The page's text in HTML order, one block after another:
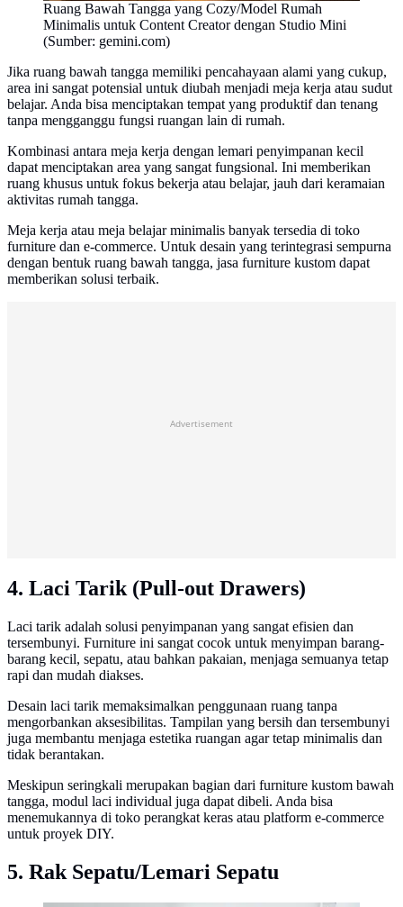
Ruang Bawah Tangga yang Cozy/Model Rumah
Minimalis untuk Content Creator dengan Studio Mini
(Sumber: gemini.com)
Jika ruang bawah tangga memiliki pencahayaan alami yang cukup,
area ini sangat potensial untuk diubah menjadi meja kerja atau sudut
belajar. Anda bisa menciptakan tempat yang produktif dan tenang
tanpa mengganggu fungsi ruangan lain di rumah.
Kombinasi antara meja kerja dengan lemari penyimpanan kecil
dapat menciptakan area yang sangat fungsional. Ini memberikan
ruang khusus untuk fokus bekerja atau belajar, jauh dari keramaian
aktivitas rumah tangga.
Meja kerja atau meja belajar minimalis banyak tersedia di toko
furniture dan e-commerce. Untuk desain yang terintegrasi sempurna
dengan bentuk ruang bawah tangga, jasa furniture kustom dapat
memberikan solusi terbaik.
Advertisement
4. Laci Tarik (Pull-out Drawers)
Laci tarik adalah solusi penyimpanan yang sangat efisien dan
tersembunyi. Furniture ini sangat cocok untuk menyimpan barang-
barang kecil, sepatu, atau bahkan pakaian, menjaga semuanya tetap
rapi dan mudah diakses.
Desain laci tarik memaksimalkan penggunaan ruang tanpa
mengorbankan aksesibilitas. Tampilan yang bersih dan tersembunyi
juga membantu menjaga estetika ruangan agar tetap minimalis dan
tidak berantakan.
Meskipun seringkali merupakan bagian dari furniture kustom bawah
tangga, modul laci individual juga dapat dibeli. Anda bisa
menemukannya di toko perangkat keras atau platform e-commerce
untuk proyek DIY.
5. Rak Sepatu/Lemari Sepatu